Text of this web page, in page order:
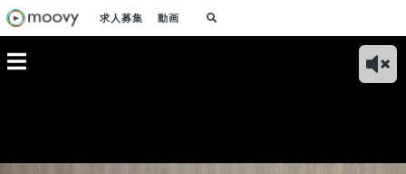
求人募集 動画